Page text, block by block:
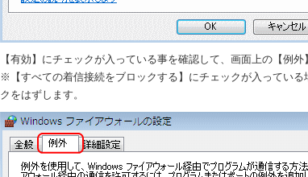
【有効】にチェックが入っている事を確認して、画面上の【例外
※【すべての着信接続をブロックする】にチェックが入っている
クをはずします。